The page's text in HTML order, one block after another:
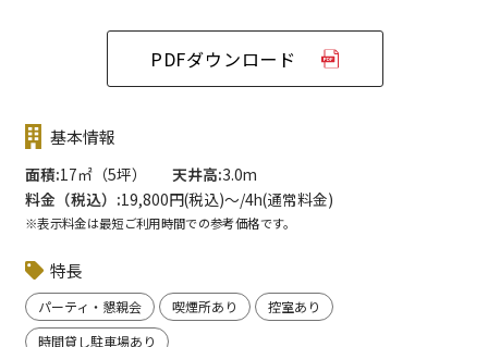
PDFダウンロード
基本情報
面積 17㎡（5坪） 天井高 3.0m
料金（税込）
19,800円(税込)〜/4h(通常料金)
※表示料金は最短ご利用時間での参考価格です。
特長
パーティ・懇親会 喫煙所あり
控室あり
時間貸し駐車場あり